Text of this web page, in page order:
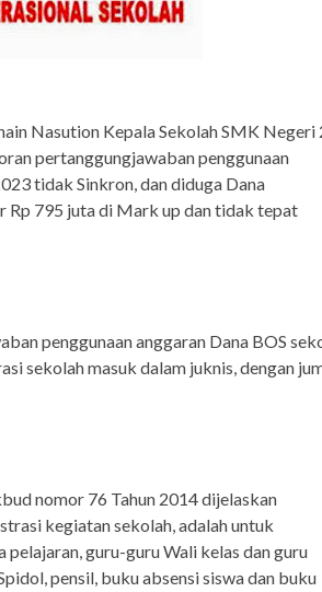
Nasution Kepala Sekolah SMK Negeri
pertanggungjawaban penggunaan
tidak Sinkron, dan diduga Dana
Rp 795 juta di Mark up dan tidak tepat
penggunaan anggaran Dana BOS
sekolah masuk dalam juknis, dengan
nomor 76 Tahun 2014 dijelaskan
kegiatan sekolah, adalah untuk
guru-guru Wali kelas dan guru
pensil, buku absensi siswa dan buku